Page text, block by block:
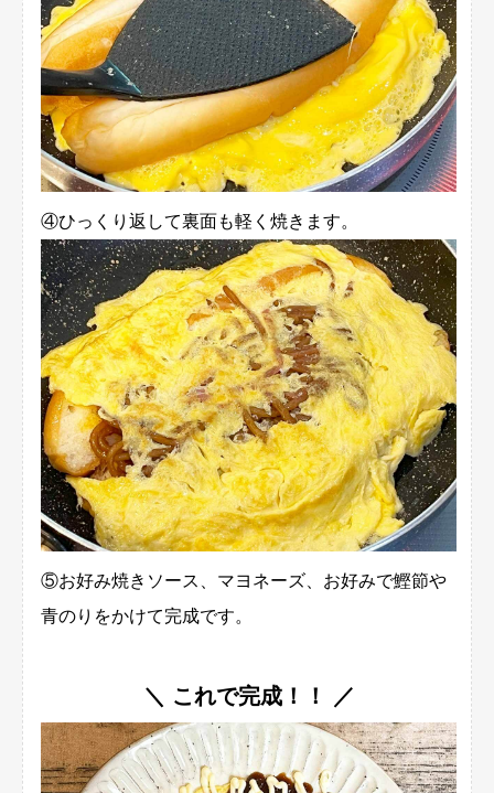
④ひっくり返して裏面も軽く焼きます。
⑤お好み焼きソース、マヨネーズ、お好みで鰹節や
青のりをかけて完成です。
＼ これで完成！！ ／